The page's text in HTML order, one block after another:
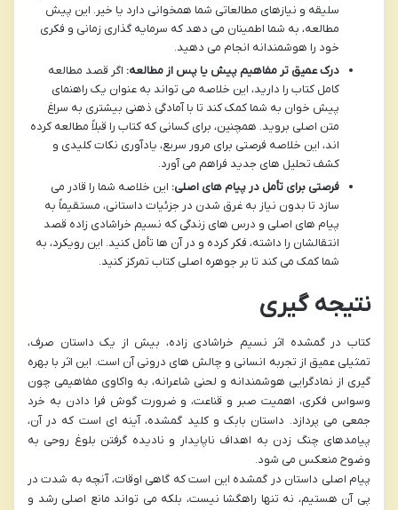
سلیقه و نیازهای مطالعاتی شما همخوانی دارد یا خیر. این پیش
مطالعه، به شما اطمینان می دهد که سرمایه گذاری زمانی و فکری
خود را هوشمندانه انجام می دهید.
درک عمیق تر مفاهیم پیش یا پس از مطالعه: اگر قصد مطالعه
کامل کتاب را دارید، این خلاصه می تواند به عنوان یک راهنمای
پیش خوان به شما کمک کند تا با آمادگی ذهنی بیشتری به سراغ
متن اصلی بروید. همچنین، برای کسانی که کتاب را قبلاً مطالعه کرده
اند، این خلاصه فرصتی برای مرور سریع، یادآوری نکات کلیدی و
کشف تحلیل های جدید فراهم می آورد.
فرصتی برای تأمل در پیام های اصلی: این خلاصه شما را قادر می
سازد تا بدون نیاز به غرق شدن در جزئیات داستانی، مستقیماً به
پیام های اصلی و درس های زندگی که نسیم خراشادی زاده قصد
انتقالشان را داشته، فکر کرده و در آن ها تأمل کنید. این رویکرد، به
شما کمک می کند تا بر جوهره اصلی کتاب تمرکز کنید.
نتیجه گیری
کتاب در گمشده اثر نسیم خراشادی زاده، بیش از یک داستان صرف،
تمثیلی عمیق از تجربه انسانی و چالش های درونی آن است. این اثر با بهره
گیری از نمادگرایی هوشمندانه و لحنی شاعرانه، به واکاوی مفاهیمی چون
وسواس فکری، اهمیت صبر و قناعت، و ضرورت گوش فرا دادن به خرد
جمعی می پردازد. داستان بابک و کلید گمشده، آینه ای است که در آن،
پیامدهای چنگ زدن به اهداف ناپایدار و نادیده گرفتن بلوغ روحی به
وضوح منعکس می شود.
پیام اصلی داستان در گمشده این است که گاهی اوقات، آنچه به شدت در
پی آن هستیم، نه تنها راهگشا نیست، بلکه می تواند مانع اصلی رشد و